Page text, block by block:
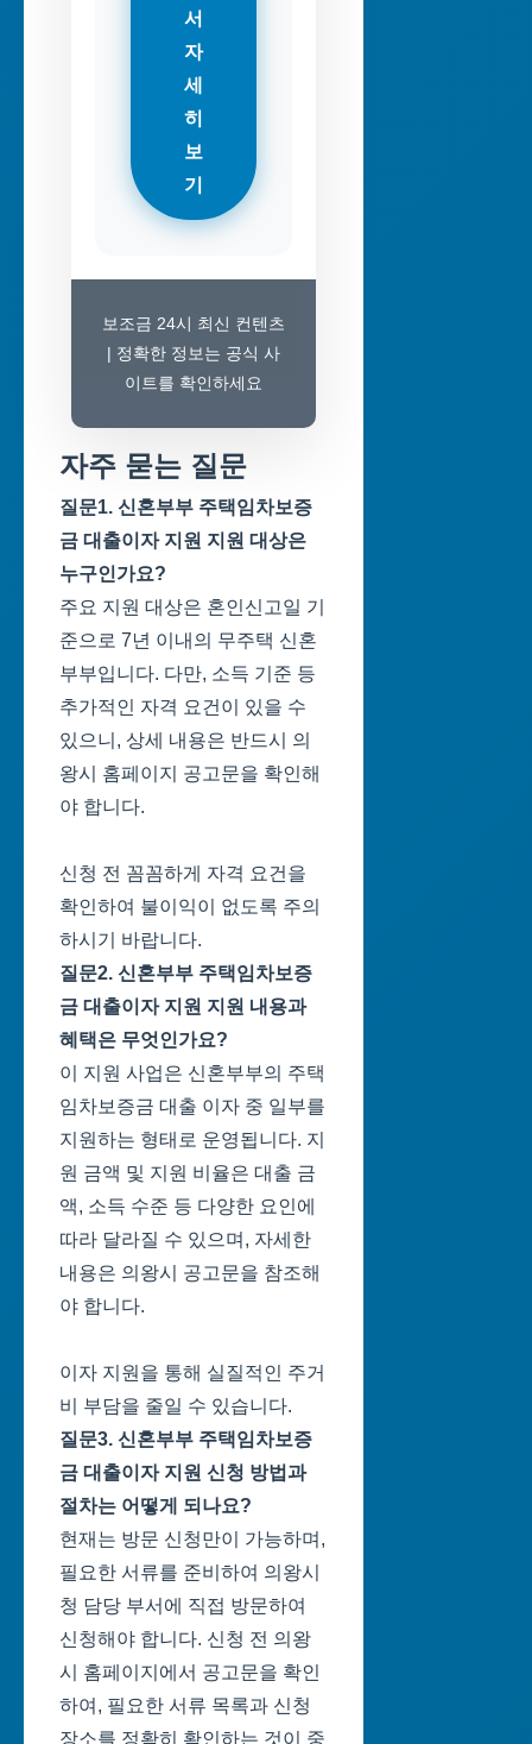
서
자
세
히
보
기
보조금 24시 최신 컨텐츠
| 정확한 정보는 공식 사
이트를 확인하세요
자주 묻는 질문
질문1. 신혼부부 주택임차보증
금 대출이자 지원 지원 대상은
누구인가요?
주요 지원 대상은 혼인신고일 기
준으로 7년 이내의 무주택 신혼
부부입니다. 다만, 소득 기준 등
추가적인 자격 요건이 있을 수
있으니, 상세 내용은 반드시 의
왕시 홈페이지 공고문을 확인해
야 합니다.
신청 전 꼼꼼하게 자격 요건을
확인하여 불이익이 없도록 주의
하시기 바랍니다.
질문2. 신혼부부 주택임차보증
금 대출이자 지원 지원 내용과
혜택은 무엇인가요?
이 지원 사업은 신혼부부의 주택
임차보증금 대출 이자 중 일부를
지원하는 형태로 운영됩니다. 지
원 금액 및 지원 비율은 대출 금
액, 소득 수준 등 다양한 요인에
따라 달라질 수 있으며, 자세한
내용은 의왕시 공고문을 참조해
야 합니다.
이자 지원을 통해 실질적인 주거
비 부담을 줄일 수 있습니다.
질문3. 신혼부부 주택임차보증
금 대출이자 지원 신청 방법과
절차는 어떻게 되나요?
현재는 방문 신청만이 가능하며,
필요한 서류를 준비하여 의왕시
청 담당 부서에 직접 방문하여
신청해야 합니다. 신청 전 의왕
시 홈페이지에서 공고문을 확인
하여, 필요한 서류 목록과 신청
장소를 정확히 확인하는 것이 중